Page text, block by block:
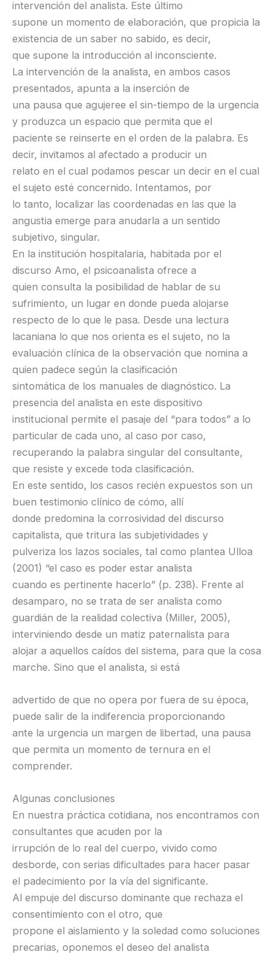
intervención del analista. Este último
supone un momento de elaboración, que propicia la
existencia de un saber no sabido, es decir,
que supone la introducción al inconsciente.
La intervención de la analista, en ambos casos
presentados, apunta a la inserción de
una pausa que agujeree el sin-tiempo de la urgencia
y produzca un espacio que permita que el
paciente se reinserte en el orden de la palabra. Es
decir, invitamos al afectado a producir un
relato en el cual podamos pescar un decir en el cual
el sujeto esté concernido. Intentamos, por
lo tanto, localizar las coordenadas en las que la
angustia emerge para anudarla a un sentido
subjetivo, singular.
En la institución hospitalaria, habitada por el
discurso Amo, el psicoanalista ofrece a
quien consulta la posibilidad de hablar de su
sufrimiento, un lugar en donde pueda alojarse
respecto de lo que le pasa. Desde una lectura
lacaniana lo que nos orienta es el sujeto, no la
evaluación clínica de la observación que nomina a
quien padece según la clasificación
sintomática de los manuales de diagnóstico. La
presencia del analista en este dispositivo
institucional permite el pasaje del “para todos” a lo
particular de cada uno, al caso por caso,
recuperando la palabra singular del consultante,
que resiste y excede toda clasificación.
En este sentido, los casos recién expuestos son un
buen testimonio clínico de cómo, allí
donde predomina la corrosividad del discurso
capitalista, que tritura las subjetividades y
pulveriza los lazos sociales, tal como plantea Ulloa
(2001) “el caso es poder estar analista
cuando es pertinente hacerlo” (p. 238). Frente al
desamparo, no se trata de ser analista como
guardián de la realidad colectiva (Miller, 2005),
interviniendo desde un matiz paternalista para
alojar a aquellos caídos del sistema, para que la cosa
marche. Sino que el analista, si está
advertido de que no opera por fuera de su época,
puede salir de la indiferencia proporcionando
ante la urgencia un margen de libertad, una pausa
que permita un momento de ternura en el
comprender.
Algunas conclusiones
En nuestra práctica cotidiana, nos encontramos con
consultantes que acuden por la
irrupción de lo real del cuerpo, vivido como
desborde, con serias dificultades para hacer pasar
el padecimiento por la vía del significante.
Al empuje del discurso dominante que rechaza el
consentimiento con el otro, que
propone el aislamiento y la soledad como soluciones
precarias, oponemos el deseo del analista